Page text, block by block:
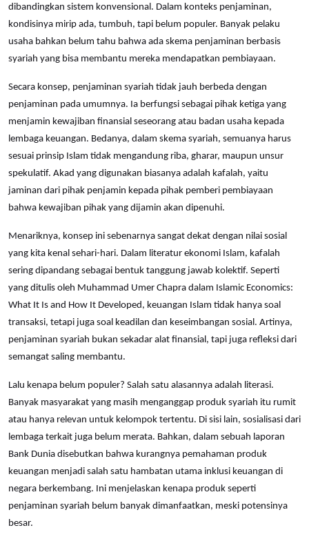
dibandingkan sistem konvensional. Dalam konteks penjaminan,
kondisinya mirip ada, tumbuh, tapi belum populer. Banyak pelaku
usaha bahkan belum tahu bahwa ada skema penjaminan berbasis
syariah yang bisa membantu mereka mendapatkan pembiayaan.
Secara konsep, penjaminan syariah tidak jauh berbeda dengan
penjaminan pada umumnya. Ia berfungsi sebagai pihak ketiga yang
menjamin kewajiban finansial seseorang atau badan usaha kepada
lembaga keuangan. Bedanya, dalam skema syariah, semuanya harus
sesuai prinsip Islam tidak mengandung riba, gharar, maupun unsur
spekulatif. Akad yang digunakan biasanya adalah kafalah, yaitu
jaminan dari pihak penjamin kepada pihak pemberi pembiayaan
bahwa kewajiban pihak yang dijamin akan dipenuhi.
Menariknya, konsep ini sebenarnya sangat dekat dengan nilai sosial
yang kita kenal sehari-hari. Dalam literatur ekonomi Islam, kafalah
sering dipandang sebagai bentuk tanggung jawab kolektif. Seperti
yang ditulis oleh Muhammad Umer Chapra dalam Islamic Economics:
What It Is and How It Developed, keuangan Islam tidak hanya soal
transaksi, tetapi juga soal keadilan dan keseimbangan sosial. Artinya,
penjaminan syariah bukan sekadar alat finansial, tapi juga refleksi dari
semangat saling membantu.
Lalu kenapa belum populer? Salah satu alasannya adalah literasi.
Banyak masyarakat yang masih menganggap produk syariah itu rumit
atau hanya relevan untuk kelompok tertentu. Di sisi lain, sosialisasi dari
lembaga terkait juga belum merata. Bahkan, dalam sebuah laporan
Bank Dunia disebutkan bahwa kurangnya pemahaman produk
keuangan menjadi salah satu hambatan utama inklusi keuangan di
negara berkembang. Ini menjelaskan kenapa produk seperti
penjaminan syariah belum banyak dimanfaatkan, meski potensinya
besar.